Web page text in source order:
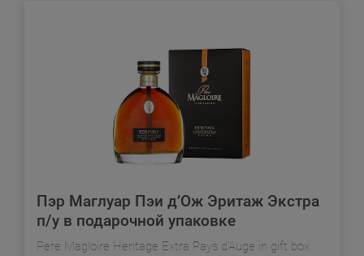
Пэр Маглуар Пэи д’Ож Эритаж Экстра
п/у в подарочной упаковке
Pere Magloire Heritage Extra Pays d'Auge in gift box